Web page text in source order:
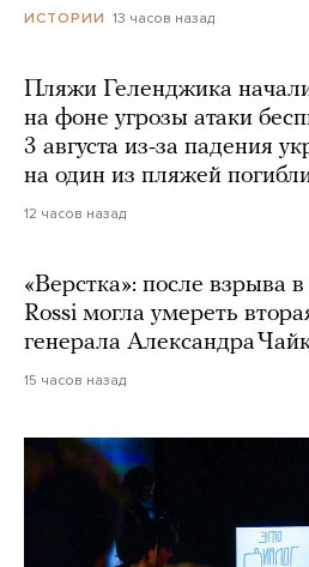
ИСТОРИИ 13 часов назад
Пляжи Геленджика
на фоне угрозы атаки
3 августа из-за падения
на один из пляжей
12 часов назад
«Верстка»: после взрыва
Rossi могла умереть
генерала Александра
15 часов назад